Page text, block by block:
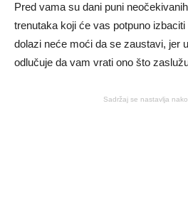
Pred vama su dani puni
trenutaka koji će vas potpuno
dolazi neće moći da se zaustavi, jer
odlučuje da vam vrati ono što
Sadržaj se nastavlja